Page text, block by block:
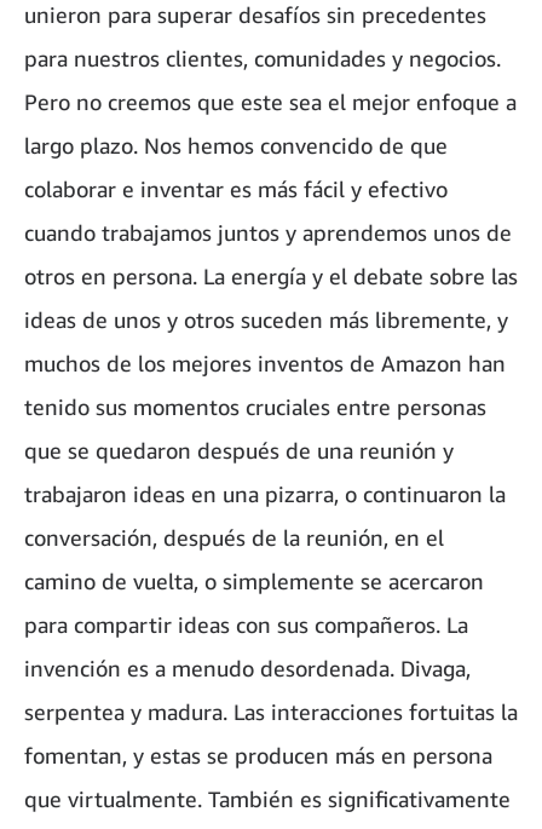
unieron para superar desafíos sin precedentes
para nuestros clientes, comunidades y negocios.
Pero no creemos que este sea el mejor enfoque a
largo plazo. Nos hemos convencido de que
colaborar e inventar es más fácil y efectivo
cuando trabajamos juntos y aprendemos unos de
otros en persona. La energía y el debate sobre las
ideas de unos y otros suceden más libremente, y
muchos de los mejores inventos de Amazon han
tenido sus momentos cruciales entre personas
que se quedaron después de una reunión y
trabajaron ideas en una pizarra, o continuaron la
conversación, después de la reunión, en el
camino de vuelta, o simplemente se acercaron
para compartir ideas con sus compañeros. La
invención es a menudo desordenada. Divaga,
serpentea y madura. Las interacciones fortuitas la
fomentan, y estas se producen más en persona
que virtualmente. También es significativamente